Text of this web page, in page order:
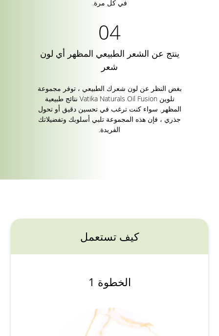
في كل مرة.
ينتج عن الشعر الطبيعي المظهر أي لون
شعر
بغض النظر عن لون شعرك الطبيعي ، توفر مجموعة
تلوين Vatika Naturals Oil Fusion نتائج طبيعية
المظهر. سواء كنت ترغب في تحسين دقيق أو تحول
جذري ، فإن هذه المجموعة تلبي أسلوبك وتفضيلاتك
الفريدة.
كيف تستعمل
الخطوة 1